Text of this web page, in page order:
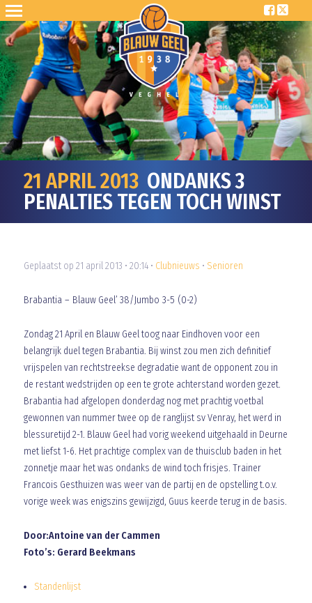
21 APRIL 2013ONDANKS 3
PENALTIES TEGEN TOCH WINST
Geplaatst op 21 april 2013 • 20:14 • Clubnieuws • Senioren
Brabantia – Blauw Geel’ 38/Jumbo 3-5 (0-2)
Zondag 21 April en Blauw Geel toog naar Eindhoven voor een
belangrijk duel tegen Brabantia. Bij winst zou men zich definitief
vrijspelen van rechtstreekse degradatie want de opponent zou in
de restant wedstrijden op een te grote achterstand worden gezet.
Brabantia had afgelopen donderdag nog met prachtig voetbal
gewonnen van nummer twee op de ranglijst sv Venray, het werd in
blessuretijd 2-1. Blauw Geel had vorig weekend uitgehaald in Deurne
met liefst 1-6. Het prachtige complex van de thuisclub baden in het
zonnetje maar het was ondanks de wind toch frisjes. Trainer
Francois Gesthuizen was weer van de partij en de opstelling t.o.v.
vorige week was enigszins gewijzigd, Guus keerde terug in de basis.
Door:Antoine van der Cammen
Foto’s: Gerard Beekmans
Standenlijst